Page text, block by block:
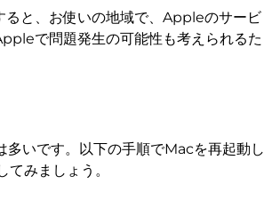
ると、お使いの地域で、Appleのサービ
で問題発生の可能性も考えられるた
いです。以下の手順でMacを再起動し
みましょう。